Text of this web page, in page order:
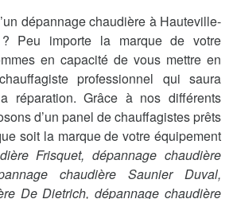
dépannage chaudière à Hauteville-
? Peu importe la marque de votre
en capacité de vous mettre en
professionnel qui saura
réparation. Grâce à nos différents
d’un panel de chauffagistes prêts
soit la marque de votre équipement
Frisquet, dépannage chaudière
chaudière Saunier Duval,
De Dietrich, dépannage chaudière